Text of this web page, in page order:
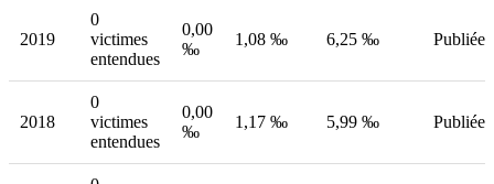
2019
0
victimes
entendues
0,00
‰
1,08 ‰ 6,25 ‰ Publiée
2018
0
victimes
entendues
0,00
‰
1,17 ‰ 5,99 ‰ Publiée